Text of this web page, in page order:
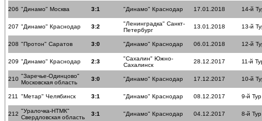
206 "Динамо" Москва 3:1 "Динамо" Краснодар 17.01.2018 14-й
207 "Динамо" Краснодар 3:2
"Ленинградка" Санкт-
Петербург
13.01.2018 13-й
208 "Протон" Саратов 3:0 "Динамо" Краснодар 06.01.2018 12-й
209 "Динамо" Краснодар 2:3
"Сахалин" Южно-
Сахалинск
28.12.2017 11-й
210 "Заречье-Одинцово"
Московская область
3:0 "Динамо" Краснодар 17.12.2017 10-й
211 "Метар" Челябинск 3:1 "Динамо" Краснодар 08.12.2017 9-й Тур
212 "Уралочка-НТМК"
Свердловская область
3:1 "Динамо" Краснодар 04.12.2017 8-й Тур